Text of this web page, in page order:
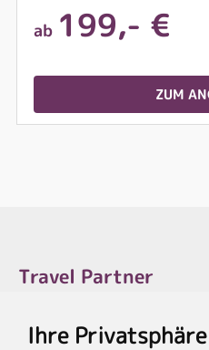
Ihre
ab 199,- €
ZUM
Travel Partner
Rechtliches